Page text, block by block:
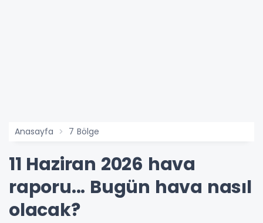
Anasayfa 7 Bölge
11 Haziran 2026 hava
raporu... Bugün hava nasıl
olacak?